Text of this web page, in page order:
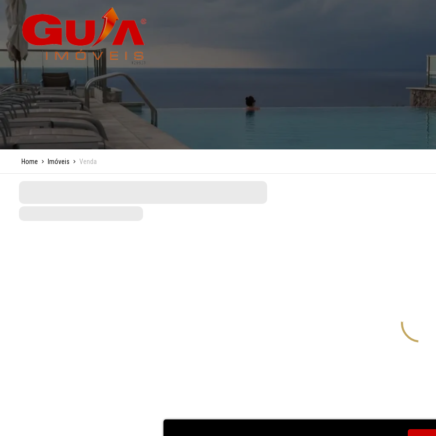
Home Imóveis Venda